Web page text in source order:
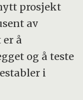
prosjekt
av
å
og å teste
i